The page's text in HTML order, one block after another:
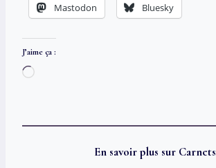
Mastodon Bluesky
J’aime ça :
C
r
En savoir plus sur Carnets